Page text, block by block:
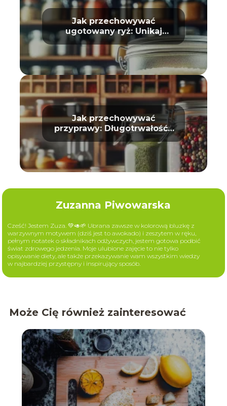
Jak przechowywać
ugotowany ryż: Unikaj
zepsucia
Jak przechowywać
przyprawy: Długotrwałość i
aromat
Zuzanna Piwowarska
Cześć! Jestem Zuza. 💚🥑🌱 Ubrana zawsze w kolorową bluzkę z
warzywnym motywem (dziś jest to awokado) i zeszytem w ręku,
pełnym notatek o składnikach odżywczych, jestem gotowa podbić
świat zdrowego jedzenia. Moje ulubione zajęcie to nie tylko
opisywanie diety, ale także przekazywanie wam wszystkim wiedzy
w najbardziej przystępny i inspirujący sposób.
Może Cię również zainteresować